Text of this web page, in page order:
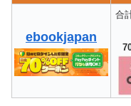
ebookjapan
合